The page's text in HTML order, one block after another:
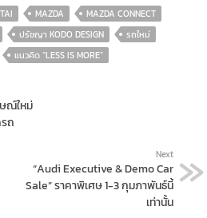
MAZDA
MAZDA CONNECT
ปรัชญา KODO DESIGN
รถใหม่
แนวคิด “LESS IS MORE”
ณ์ใหม่
ถ
Next
“Audi Executive & Demo Car
Sale” ราคาพิเศษ 1-3 กุมภาพันธ์นี้
เท่านั้น